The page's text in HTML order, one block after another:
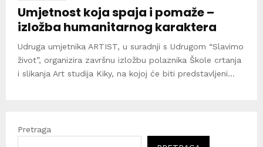
Umjetnost koja spaja i pomaže –
izložba humanitarnog karaktera
Udruga umjetnika ARTIST, u suradnji s Udrugom “Slavimo
život”, organizira završnu izložbu polaznika Škole crtanja
i slikanja Art studija Kiky, na kojoj će biti predstavljeni...
Pretraga